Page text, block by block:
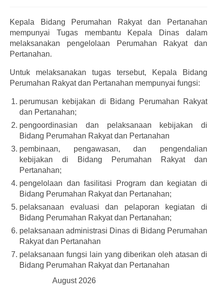
Layanan
Informasi
Dokumentasi
Hubungi Kami
Kepala Bidang Perumahan Rakyat dan Pertanahan
mempunyai Tugas membantu Kepala Dinas dalam
melaksanakan pengelolaan Perumahan Rakyat dan
Pertanahan.
Untuk melaksanakan tugas tersebut, Kepala Bidang
Perumahan Rakyat dan Pertanahan mempunyai fungsi:
perumusan kebijakan di Bidang Perumahan Rakyat
dan Pertanahan;
pengoordinasian dan pelaksanaan kebijakan di
Bidang Perumahan Rakyat dan Pertanahan
pembinaan, pengawasan, dan pengendalian
kebijakan di Bidang Perumahan Rakyat dan
Pertanahan;
pengelolaan dan fasilitasi Program dan kegiatan di
Bidang Perumahan Rakyat dan Pertanahan;
pelaksanaan evaluasi dan pelaporan kegiatan di
Bidang Perumahan Rakyat dan Pertanahan;
pelaksanaan administrasi Dinas di Bidang Perumahan
Rakyat dan Pertanahan
pelaksanaan fungsi lain yang diberikan oleh atasan di
Bidang Perumahan Rakyat dan Pertanahan
August 2026